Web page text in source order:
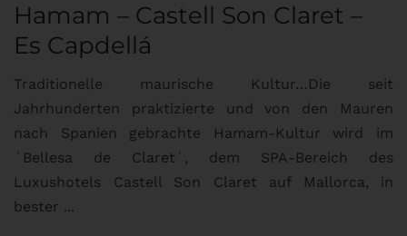
Hamam – Castell Son Claret –
Es Capdellá
Traditionelle maurische Kultur…Die seit
Jahrhunderten praktizierte und von den Mauren
nach Spanien gebrachte Hamam-Kultur wird im
´Bellesa de Claret´, dem SPA-Bereich des
Luxushotels Castell Son Claret auf Mallorca, in
bester ...